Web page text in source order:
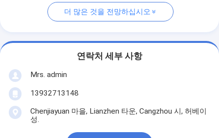
더 많은 것을 전망하십시오
연락처 세부 사항
Mrs. admin
13932713148
Chenjiayuan 마을, Lianzhen 타운, Cangzhou 시, 허베이
성.